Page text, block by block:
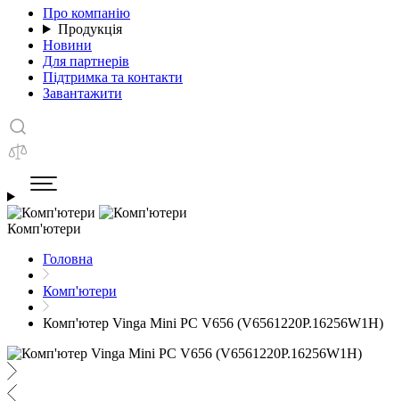
Про компанію
Продукція
Новини
Для партнерів
Підтримка та контакти
Завантажити
Комп'ютери
Головна
Комп'ютери
Комп'ютер Vinga Mini PC V656 (V6561220P.16256W1H)